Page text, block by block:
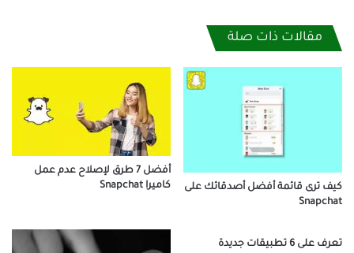
مقالات ذات صلة
كيف ترى قائمة أفضل أصدقائك على
Snapchat
أفضل 7 طرق لإصلاح عدم عمل
كاميرا Snapchat
تعرف على 6 تطبيقات جديدة